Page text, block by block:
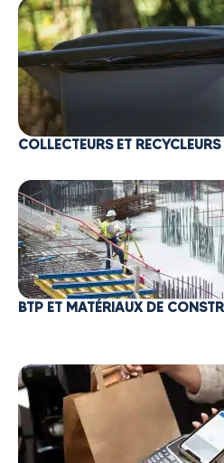
COLLECTEURS ET RECYCLEURS
BTP ET MATÉRIAUX DE